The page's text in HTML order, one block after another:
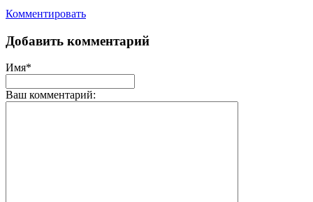
Комментировать
Добавить комментарий
Имя*
Ваш комментарий: